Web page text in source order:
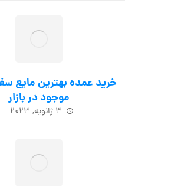
خرید عمده بهترین مایع
موجود در بازار
۳ ژانویه, ۲۰۲۳